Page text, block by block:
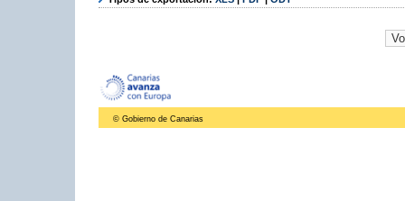
© Gobierno de Canarias